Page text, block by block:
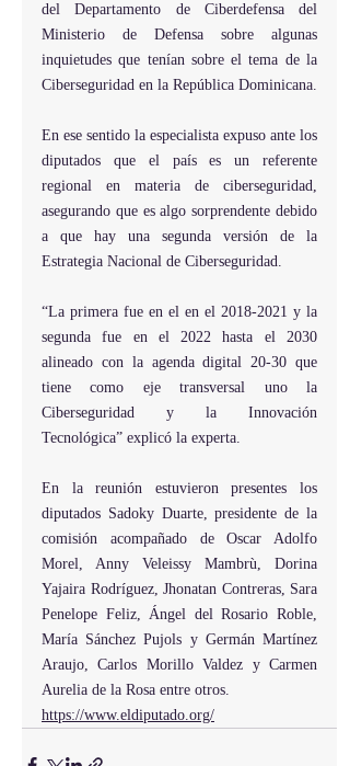
del Departamento de Ciberdefensa del
Ministerio de Defensa sobre algunas
inquietudes que tenían sobre el tema de la
Ciberseguridad en la República Dominicana.
En ese sentido la especialista expuso ante los
diputados que el país es un referente
regional en materia de ciberseguridad,
asegurando que es algo sorprendente debido
a que hay una segunda versión de la
Estrategia Nacional de Ciberseguridad.
“La primera fue en el en el 2018-2021 y la
segunda fue en el 2022 hasta el 2030
alineado con la agenda digital 20-30 que
tiene como eje transversal uno la
Ciberseguridad y la Innovación
Tecnológica” explicó la experta.
En la reunión estuvieron presentes los
diputados Sadoky Duarte, presidente de la
comisión acompañado de Oscar Adolfo
Morel, Anny Veleissy Mambrù, Dorina
Yajaira Rodríguez, Jhonatan Contreras, Sara
Penelope Feliz, Ángel del Rosario Roble,
María Sánchez Pujols y Germán Martínez
Araujo, Carlos Morillo Valdez y Carmen
Aurelia de la Rosa entre otros.
https://www.eldiputado.org/